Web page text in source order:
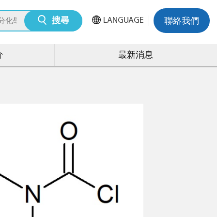
搜尋 LANGUAGE 聯絡我們
最新消息